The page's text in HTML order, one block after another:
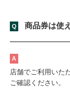
商品券は使
店舗でご利用いた
ご確認ください。